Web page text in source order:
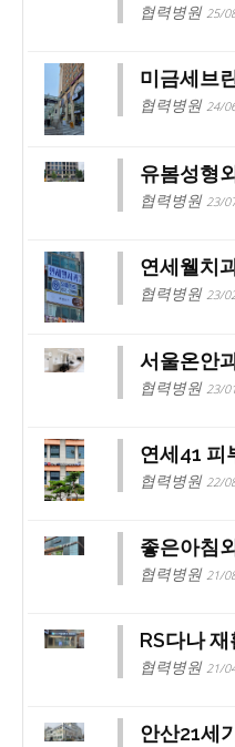
협력병원 25/
미금세브
협력병원 24/
유봄성형
협력병원 23/
연세웰치
협력병원 23/
서울온안
협력병원 23/
연세41 피
협력병원 22/
좋은아침
협력병원 21/
RS다나
협력병원 21/
안산21세